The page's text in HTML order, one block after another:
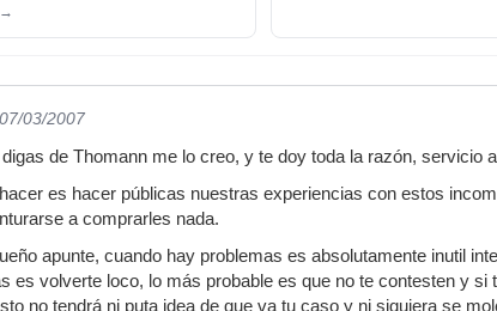
→
03/2007
de Thomann me lo creo, y te doy toda la razón, servicio
es hacer públicas nuestras experiencias con estos
a comprarles nada.
apunte, cuando hay problemas es absolutamente inutil
es volverte loco, lo más probable es que no te contesten y
no tendrá ni puta idea de que va tu caso y ni siquiera se